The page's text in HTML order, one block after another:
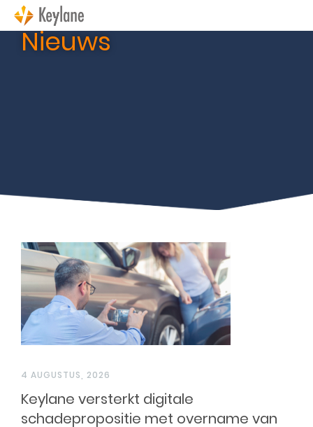
Nieuws
4 AUGUSTUS, 2026
Keylane versterkt digitale
schadepropositie met overname van